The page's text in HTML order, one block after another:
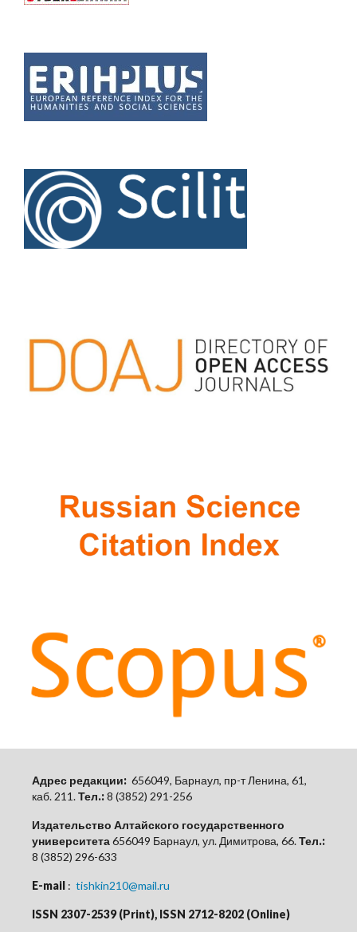
Адрес редакции: 656049, Барнаул, пр-т Ленина, 61,
каб. 211.Тел.:8 (3852) 291-256
Издательство Алтайского государственного
университета656049 Барнаул, ул. Димитрова, 66.Тел.:
8 (3852) 296-633
E-mail : tishkin210@mail.ru
ISSN 2307-2539 (Print), ISSN 2712-8202 (Online)